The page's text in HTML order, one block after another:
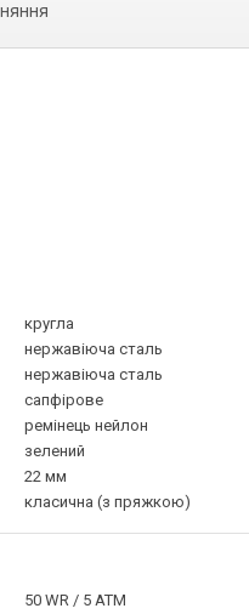
кругла
нержавіюча сталь
нержавіюча сталь
сапфірове
ремінець нейлон
зелений
22 мм
класична (з пряжкою)
50 WR / 5 ATM